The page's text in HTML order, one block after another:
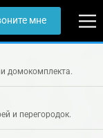
мне
домокомплекта.
и перегородок.